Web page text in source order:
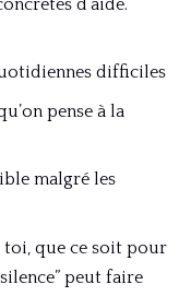
d’aide.
difficiles
pense à la
malgré les
toi, que ce soit pour
peut faire